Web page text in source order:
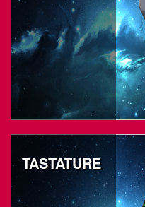
TASTATURE